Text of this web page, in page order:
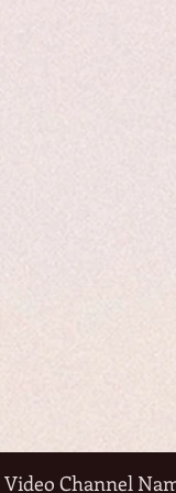
Video Channel